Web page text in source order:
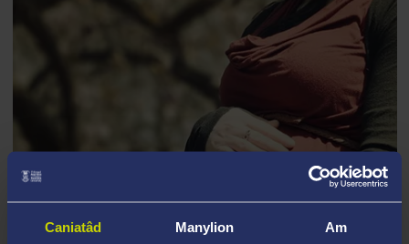
Caniatâd Manylion Am